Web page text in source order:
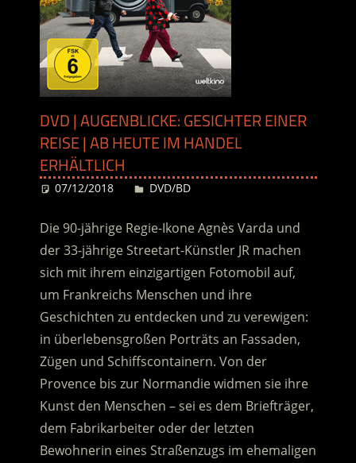
DVD | AUGENBLICKE: GESICHTER EINER
REISE | AB HEUTE IM HANDEL
ERHÄLTLICH
07/12/2018 Desiree
DVD/BD
Die 90-jährige Regie-Ikone Agnès Varda und
der 33-jährige Streetart-Künstler JR machen
sich mit ihrem einzigartigen Fotomobil auf,
um Frankreichs Menschen und ihre
Geschichten zu entdecken und zu verewigen:
in überlebensgroßen Porträts an Fassaden,
Zügen und Schiffscontainern. Von der
Provence bis zur Normandie widmen sie ihre
Kunst den Menschen – sei es dem Briefträger,
dem Fabrikarbeiter oder der letzten
Bewohnerin eines Straßenzugs im ehemaligen